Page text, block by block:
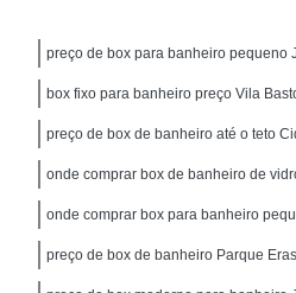
preço de box para banheiro pequeno
box fixo para banheiro preço Vila
preço de box de banheiro até o teto
onde comprar box de banheiro de
onde comprar box para banheiro
preço de box de banheiro Parque